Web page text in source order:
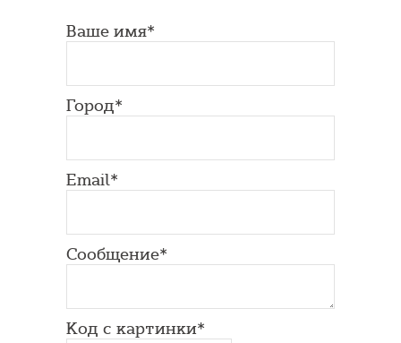
Ваше имя*
Город*
Email*
Сообщение*
Код с картинки*